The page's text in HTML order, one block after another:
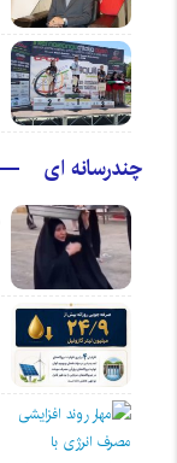
چندرسانه ای